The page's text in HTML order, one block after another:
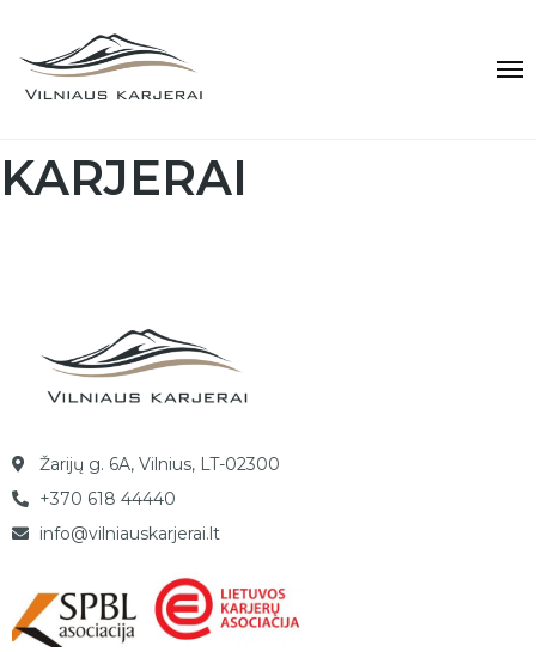
KARJERAI
Žarijų g. 6A, Vilnius, LT-02300
+370 618 44440
info@vilniauskarjerai.lt